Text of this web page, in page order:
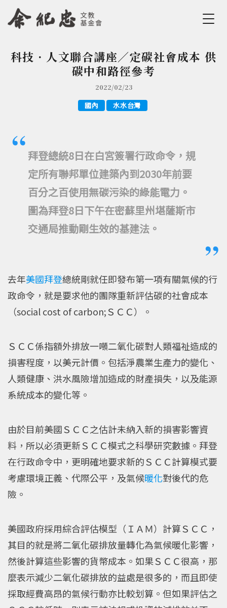
Jump to Navigation
Jump to Main content
您在這裡
科技．人文聯合講座／定碳社會成本 供
碳中和路徑參考
2022/02/23
國內 水水台灣
拜登總統8日在白宮簽署行政命令，規
定所有聯邦單位建築內到2030年前要
百分之百使用無碳污染的綠能電力。
圖為拜登8日下午在密蘇里州堪薩斯市
交通局推動剛生效的基建法。
去年美國拜登總統剛就任即發布第一項有關氣候的行
政命令，就是要求他的團隊重新評估碳的社會成本
（social cost of carbon;ＳＣＣ）。
ＳＣＣ係指額外排放一噸二氧化碳對人類福祉造成的
損害程度，以美元計價。包括淨農業生產力的變化、
人類健康、洪水風險增加造成的財產損失，以及能源
系統成本的變化等。
由於目前美國ＳＣＣ之估計未納入新的損害影響資
料，所以必須更新ＳＣＣ模式之科學研究數據。拜登
在行政命令中，更明確地要求新的ＳＣＣ計算模式要
考慮環境正義、代際公平，及氣候暖化對後代的危
險。
美國政府採用綜合評估模型（ＩＡＭ）計算ＳＣＣ，
其目的就是將二氧化碳排放量轉化為氣候暖化影響，
然後計算這些影響的貨幣成本。如果ＳＣＣ很高，那
麼表示減少二氧化碳排放的益處是很多的，而且即使
採取經費高昂的氣候行動亦比較划算。但如果評估之